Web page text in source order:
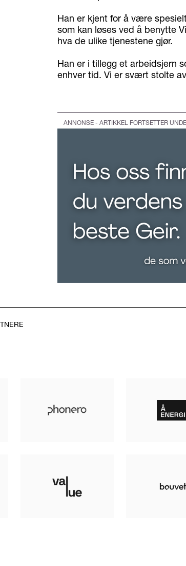
Han er kjent for å være
som kan løses ved å benytte
hva de ulike tjenestene gjør.
Han er i tillegg et arbeidsjern
enhver tid. Vi er svært stolte
ANNONSE - ARTIKKEL FORTSETTER